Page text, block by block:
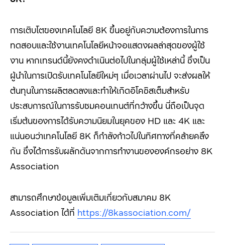
การเติบโตของเทคโนโลยี 8K ขึ้นอยู่กับความต้องการในการ
ทดสอบและใช้งานเทคโนโลยีหน้าจอแสดงผลล่าสุดของผู้ใช้
งาน หากเทรนด์นี้ยังคงดำเนินต่อไปในกลุ่มผู้ใช้เหล่านี้ ซึ่งเป็น
ผู้นำในการเปิดรับเทคโนโลยีใหม่ๆ เมื่อเวลาผ่านไป จะส่งผลให้
ต้นทุนในการผลิตลดลงและทำให้เกิดอิโคซิสเต็มสำหรับ
ประสบการณ์ในการรับชมคอนเทนต์ที่กว้างขึ้น นี่ถือเป็นจุด
เริ่มต้นของการได้รับความนิยมในยุคของ HD และ 4K และ
แน่นอนว่าเทคโนโลยี 8K ก็กำลังก้าวไปในทิศทางที่คล้ายคลึง
กัน ซึ่งได้การรับผลักดันจากการทำงานขององค์กรอย่าง 8K
Association
สามารถศึกษาข้อมูลเพิ่มเติมเกี่ยวกับสมาคม 8K
Associationได้ที่ https://8kassociation.com/